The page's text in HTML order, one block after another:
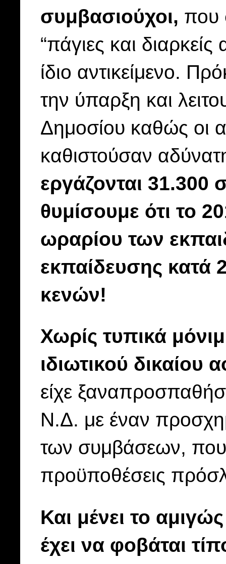
συμβασιούχοι, που
“πάγιες και
ίδιο αντικείμενο.
την ύπαρξη και
Δημοσίου καθώς οι
καθιστούσαν
εργάζονται
θυμίσουμε ότι το
ωραρίου των
εκπαίδευσης κατά
κενών!
Χωρίς τυπικά
ιδιωτικού δικαίου
είχε
Ν.Δ. με έναν
των συμβάσεων, που
προϋποθέσεις
Και μένει το
έχει να φοβάται